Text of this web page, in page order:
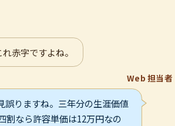
赤字ですよね。
Web 担当者
誤りますね。三年分の生涯価値
割なら許容単価は12万円なの